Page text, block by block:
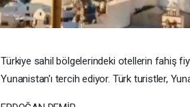
Türkiye sahil bölgelerindeki otellerin fahiş
Yunanistan'ı tercih ediyor. Türk turistler,